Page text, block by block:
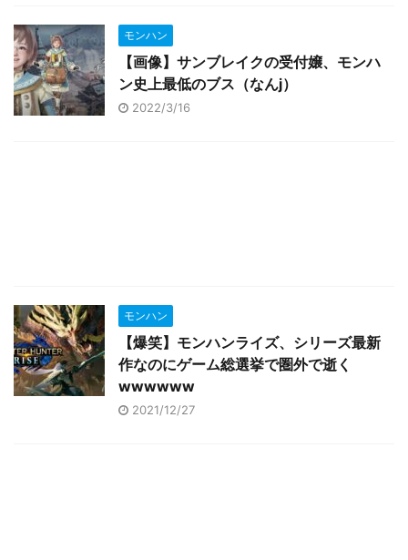
モンハン
【画像】サンブレイクの受付嬢、モンハ
ン史上最低のブス（なんj）
2022/3/16
モンハン
【爆笑】モンハンライズ、シリーズ最新
作なのにゲーム総選挙で圏外で逝く
wwwwww
2021/12/27